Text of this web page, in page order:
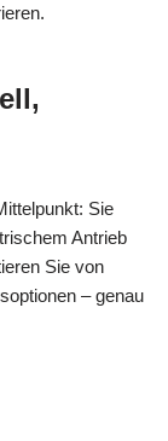
Sie
Antrieb
Sie von
– genau